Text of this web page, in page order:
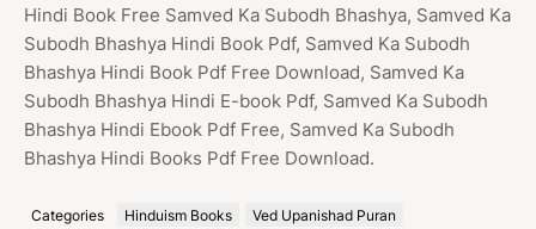
Hindi Book Free Samved Ka Subodh Bhashya, Samved Ka
Subodh Bhashya Hindi Book Pdf, Samved Ka Subodh
Bhashya Hindi Book Pdf Free Download, Samved Ka
Subodh Bhashya Hindi E-book Pdf, Samved Ka Subodh
Bhashya Hindi Ebook Pdf Free, Samved Ka Subodh
Bhashya Hindi Books Pdf Free Download.
Categories Hinduism Books Ved Upanishad Puran